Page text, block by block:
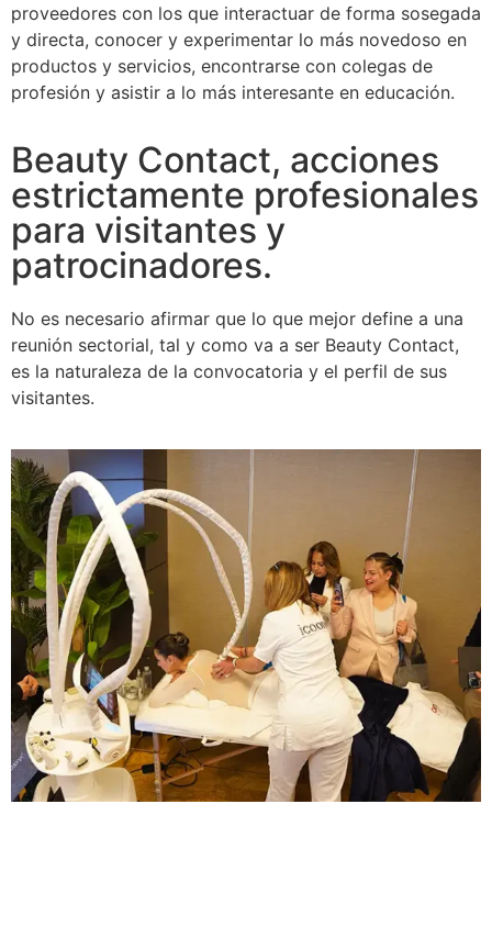
proveedores con los que interactuar de forma sosegada
y directa, conocer y experimentar lo más novedoso en
productos y servicios, encontrarse con colegas de
profesión y asistir a lo más interesante en educación.
Beauty Contact, acciones
estrictamente profesionales
para visitantes y
patrocinadores.
No es necesario afirmar que lo que mejor define a una
reunión sectorial, tal y como va a ser Beauty Contact,
es la naturaleza de la convocatoria y el perfil de sus
visitantes.